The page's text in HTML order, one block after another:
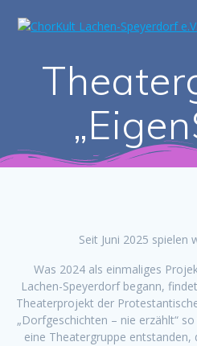
Seit Juni 2025 spielen
Was 2024 als einmaliges
Lachen-Speyerdorf begann,
Theaterprojekt der
„Dorfgeschichten – nie erzählt“
eine Theatergruppe entstanden,